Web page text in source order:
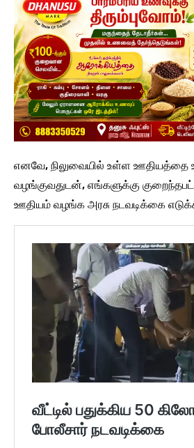
எனவே, நிலுவையில் உள்ள ஊதியத்தை
வழங்குவதுடன், எங்களுக்கு
ஊதியம் வழங்க அரசு நடவடிக்கை